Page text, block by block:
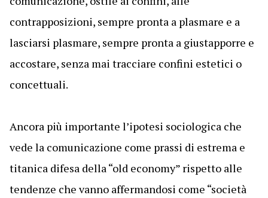
contrapposizioni, sempre pronta a plasmare e a
lasciarsi plasmare, sempre pronta a giustapporre e
accostare, senza mai tracciare confini estetici o
concettuali.
Ancora più importante l’ipotesi sociologica che
vede la comunicazione come prassi di estrema e
titanica difesa della “old economy” rispetto alle
tendenze che vanno affermandosi come “società